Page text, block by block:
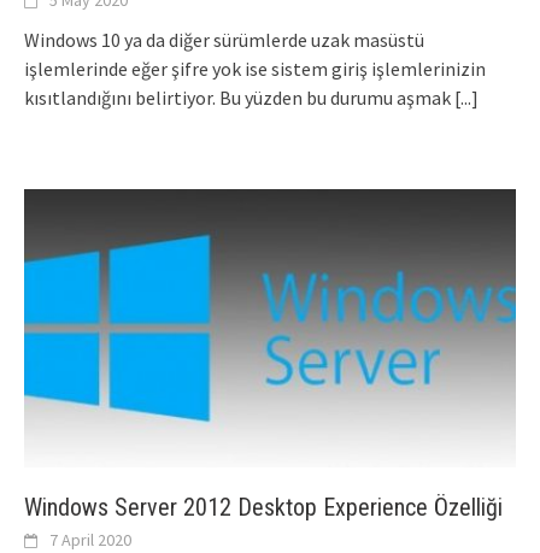
Windows 10 ya da diğer sürümlerde uzak masüstü
işlemlerinde eğer şifre yok ise sistem giriş işlemlerinizin
kısıtlandığını belirtiyor. Bu yüzden bu durumu aşmak [...]
Windows Server 2012 Desktop Experience Özelliği
7 April 2020